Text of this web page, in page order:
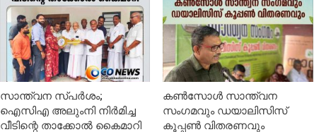
സാന്ത്വന സ്പർശം;
ഐസിഎ അലുംനി നിർമിച്ച
വീടിന്റെ താക്കോൽ കൈമാറി
കൺസോൾ സാന്ത്വന
സംഗമവും ഡയാലിസിസ്
കൂപ്പൺ വിതരണവും